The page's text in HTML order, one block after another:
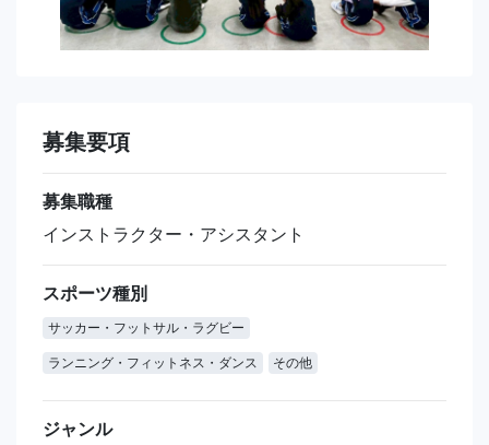
募集要項
募集職種
インストラクター・アシスタント
スポーツ種別
サッカー・フットサル・ラグビー
ランニング・フィットネス・ダンス その他
ジャンル